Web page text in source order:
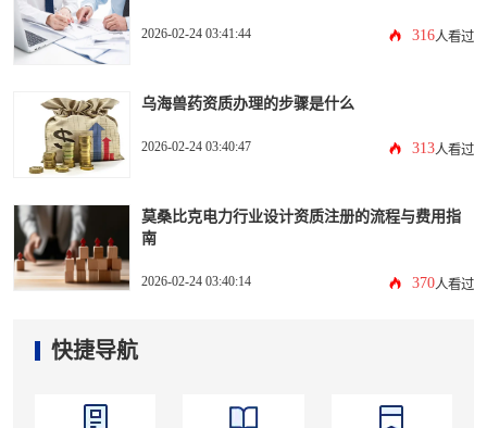
2026-02-24 03:41:44 316人看过
乌海兽药资质办理的步骤是什么
2026-02-24 03:40:47 313人看过
莫桑比克电力行业设计资质注册的流程与费用指
南
2026-02-24 03:40:14 370人看过
快捷导航